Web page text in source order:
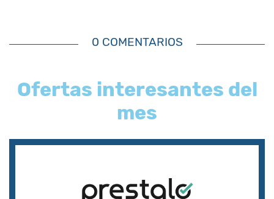
0 COMENTARIOS
Ofertas interesantes del
mes